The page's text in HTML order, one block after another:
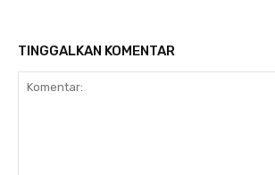
TINGGALKAN KOMENTAR